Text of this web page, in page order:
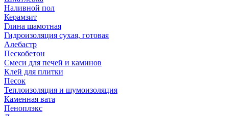
Наливной пол
Керамзит
Глина шамотная
Гидроизоляция сухая, готовая
Алебастр
Пескобетон
Смеси для печей и каминов
Клей для плитки
Песок
Теплоизоляция и шумоизоляция
Каменная вата
Пеноплэкс